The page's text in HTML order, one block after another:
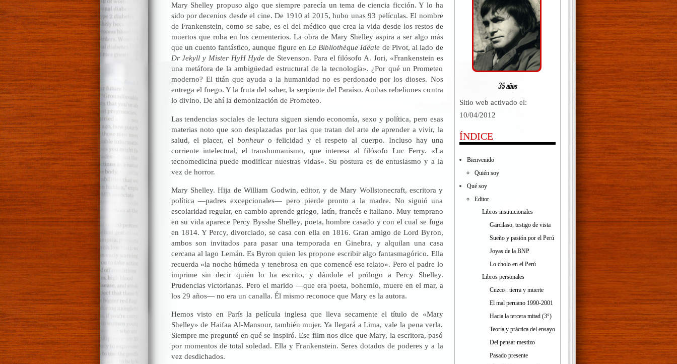
Mary Shelley propuso algo que siempre parecía un tema de ciencia ficción. Y lo ha
sido por decenios desde el cine. De 1910 al 2015, hubo unas 93 películas. El nombre
de Frankenstein, como se sabe, es el del médico que crea la vida desde los restos de
muertos que roba en los cementerios. La obra de Mary Shelley aspira a ser algo más
que un cuento fantástico, aunque figure en La Bibliothèque Idéale de Pivot, al lado de
Dr Jekyll y Mister HyH Hyde de Stevenson. Para el filósofo A. Jori, «Frankenstein es
una metáfora de la ambigüedad estructural de la tecnología». ¿Por qué un Prometeo
moderno? El titán que ayuda a la humanidad no es perdonado por los dioses. Nos
entrega el fuego. Y la fruta del saber, la serpiente del Paraíso. Ambas rebeliones contra
lo divino. De ahí la demonización de Prometeo.
Las tendencias sociales de lectura siguen siendo economía, sexo y política, pero esas
materias noto que son desplazadas por las que tratan del arte de aprender a vivir, la
salud, el placer, elbonheur o felicidad y el respeto al cuerpo. Incluso hay una
corriente intelectual, el transhumanismo, que interesa al filósofo Luc Ferry. «La
tecnomedicina puede modificar nuestras vidas». Su postura es de entusiasmo y a la
vez de horror.
Mary Shelley. Hija de William Godwin, editor, y de Mary Wollstonecraft, escritora y
política —padres excepcionales— pero pierde pronto a la madre. No siguió una
escolaridad regular, en cambio aprende griego, latín, francés e italiano. Muy temprano
en su vida aparece Percy Bysshe Shelley, poeta, hombre casado y con el cual se fuga
en 1814. Y Percy, divorciado, se casa con ella en 1816. Gran amigo de Lord Byron,
ambos son invitados para pasar una temporada en Ginebra, y alquilan una casa
cercana al lago Lemán. Es Byron quien les propone escribir algo fantasmagórico. Ella
recuerda «la noche húmeda y tenebrosa en que comencé ese relato». Pero el padre lo
imprime sin decir quién lo ha escrito, y dándole el prólogo a Percy Shelley.
Prudencias victorianas. Pero el marido —que era poeta, bohemio, muere en el mar, a
los 29 años— no era un canalla. Él mismo reconoce que Mary es la autora.
Hemos visto en París la película inglesa que lleva secamente el título de «Mary
Shelley» de Haifaa Al-Mansour, también mujer. Ya llegará a Lima, vale la pena verla.
Siempre me pregunté en qué se inspiró. Ese film nos dice que Mary, la escritora, pasó
por momentos de total soledad. Ella y Frankenstein. Seres dotados de poderes y a la
vez desdichados.
Sitio web activado el:
10/04/2012
ÍNDICE
Bienvenido
Quién soy
Qué soy
Editor
Libros institucionales
Garcilaso, testigo de vista
Sueño y pasión por el Perú
Joyas de la BNP
Lo cholo en el Perú
Libros personales
Cuzco : tierra y muerte
El mal peruano 1990-2001
Hacia la tercera mitad (3°)
Teoría y práctica del ensayo
Del pensar mestizo
Pasado presente